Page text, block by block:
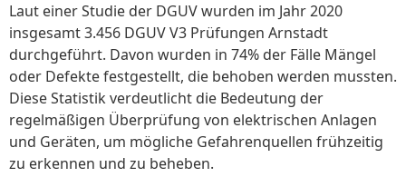
Laut einer Studie der DGUV wurden im Jahr 2020
insgesamt 3.456 DGUV V3 Prüfungen Arnstadt
durchgeführt. Davon wurden in 74% der Fälle Mängel
oder Defekte festgestellt, die behoben werden mussten.
Diese Statistik verdeutlicht die Bedeutung der
regelmäßigen Überprüfung von elektrischen Anlagen
und Geräten, um mögliche Gefahrenquellen frühzeitig
zu erkennen und zu beheben.